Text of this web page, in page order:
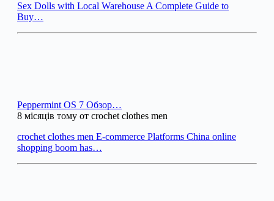
Sex Dolls with Local Warehouse A Complete Guide to
Buy…
Peppermint OS 7 Обзор…
8 місяців тому от crochet clothes men
crochet clothes men E-commerce Platforms China online
shopping boom has…